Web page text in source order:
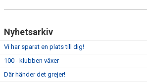
Nyhetsarkiv
Vi har sparat en plats till dig!
100 - klubben växer
Där händer det grejer!